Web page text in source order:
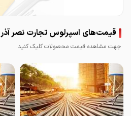
قیمت‌های اسپرلوس تجارت نصر آذر
جهت مشاهده قیمت محصولات کلیک کنید.